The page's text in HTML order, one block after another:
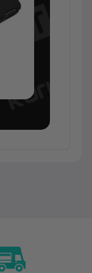
Spectre
x360 2in1